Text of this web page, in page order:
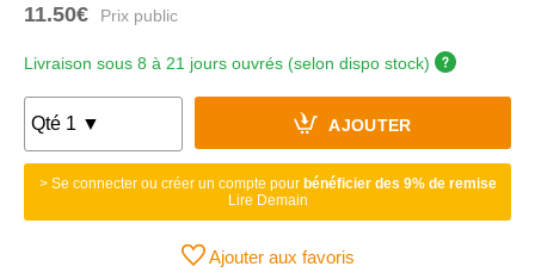
11.50€
Livraison sous 8 à 21 jours ouvrés (selon dispo stock)
AJOUTER
> Se connecter ou créer un compte pour bénéficier des 9% de remise
Lire Demain
Ajouter aux favoris